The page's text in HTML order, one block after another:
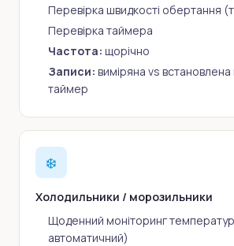
Перевірка швидкості обертання
Перевірка таймера
Частота: щорічно
Записи: виміряна vs встановлена
таймер
❄️
Холодильники / морозильники
Щоденний моніторинг
автоматичний)